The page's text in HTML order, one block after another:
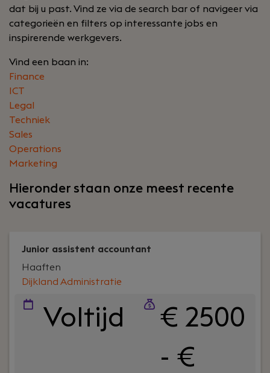
dat bij u past. Vind ze via de search bar of navigeer via
categorieën en filters op interessante jobs en
inspirerende werkgevers.
Vind een baan in:
Finance
ICT
Legal
Techniek
Sales
Operations
Marketing
Hieronder staan onze meest recente
vacatures
Junior assistent accountant
Dijkland Administratie
Haaften
Voltijd
€ 2500
- €